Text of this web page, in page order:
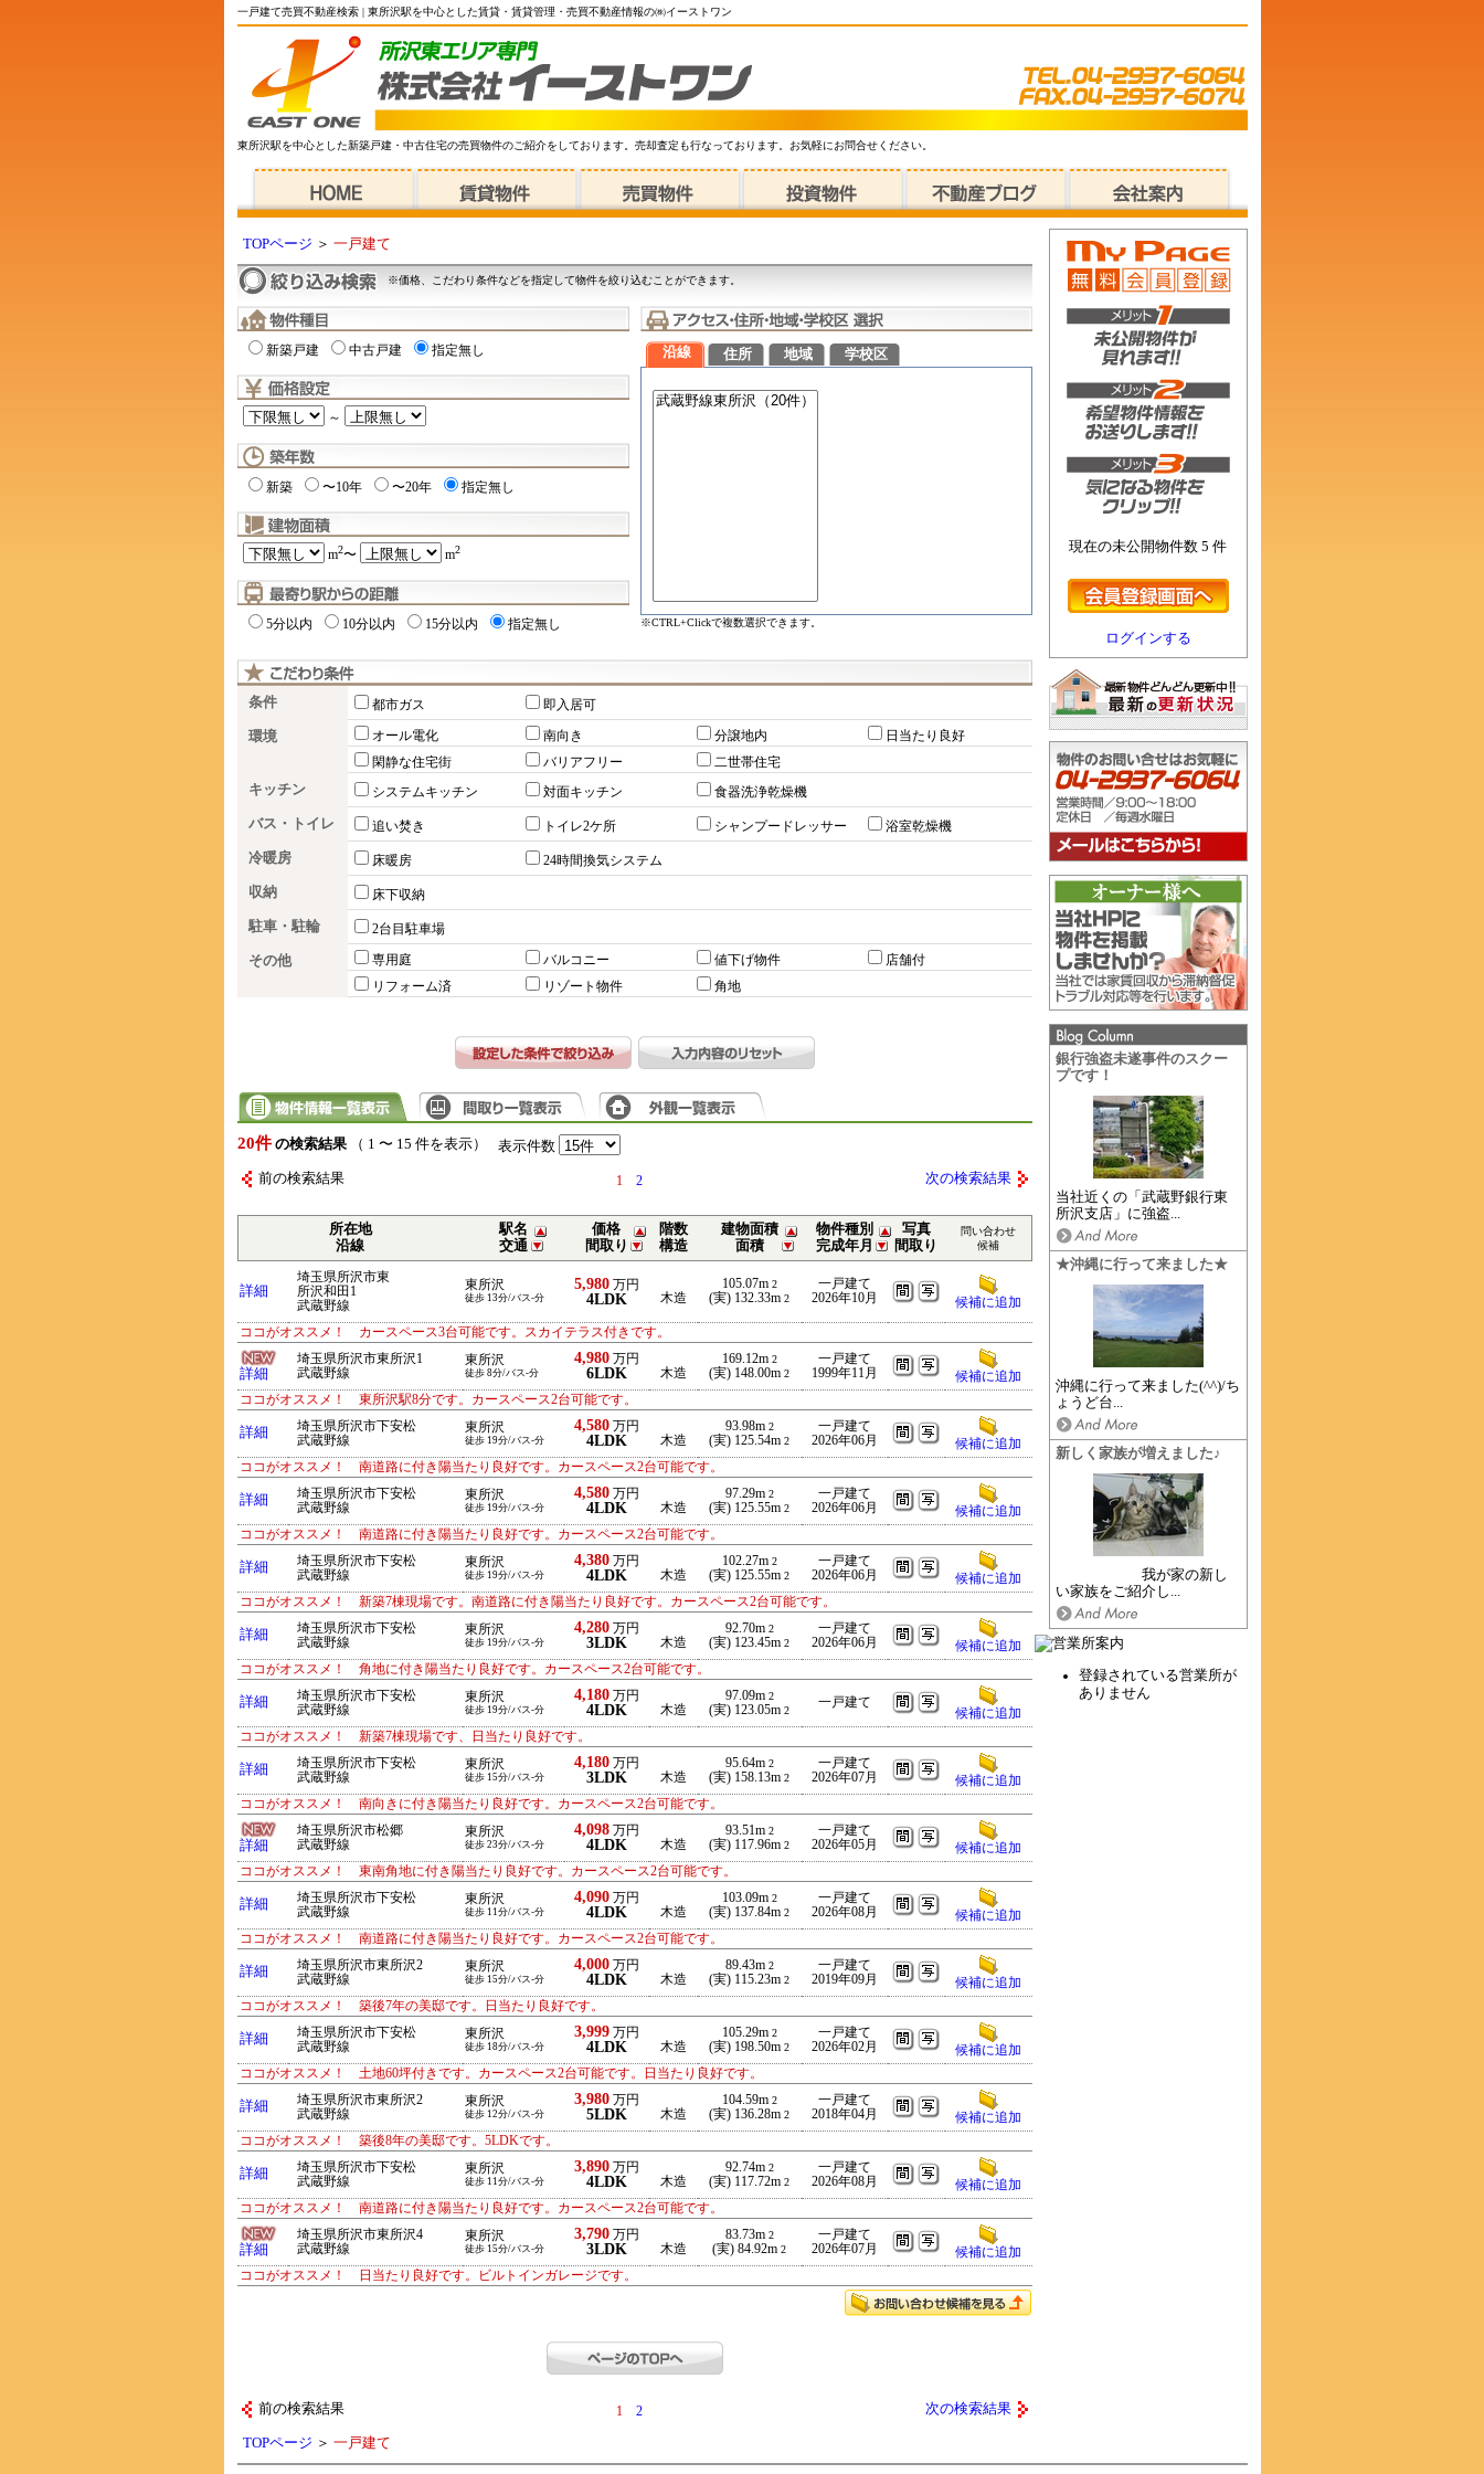
一戸建て売買不動産検索 | 東所沢駅を中心とした賃貸・賃貸管理・売買不動産情報の㈱イーストワン
東所沢駅を中心とした新築戸建・中古住宅の売買物件のご紹介をしております。売却査定も行なっております。お気軽にお問合せください。
現在の未公開物件数 5 件
ログインする
銀行強盗未遂事件のスクー
プです！
当社近くの「武蔵野銀行東
所沢支店」に強盗...
★沖縄に行って来ました★
沖縄に行って来ました(^^)/ち
ょうど台...
新しく家族が増えました♪
我が家の新し
い家族をご紹介し...
登録されている営業所が
ありません
TOPページ ＞ 一戸建て
※価格、こだわり条件などを指定して物件を絞り込むことができます。
新築戸建 中古戸建 指定無し
～
新築 〜10年 〜20年 指定無し
m2〜 m2
5分以内 10分以内 15分以内 指定無し
沿線 住所 地域 学校区
※CTRL+Clickで複数選択できます。
条件 都市ガス 即入居可
環境 オール電化 南向き 分譲地内
日当たり良好
閑静な住宅街
バリアフリー 二世帯住宅
キッチン システムキッチン 対面キッチン 食器洗浄乾燥機
バス・トイレ 追い焚き トイレ2ケ所 シャンプードレッサー 浴室乾燥機
冷暖房 床暖房 24時間換気システム
収納 床下収納
駐車・駐輪 2台目駐車場
その他 専用庭 バルコニー 値下げ物件
店舗付
リフォーム済
リゾート物件 角地
20件 の検索結果（ 1 〜 15 件を表示） 表示件数
前の検索結果 1 2 次の検索結果
所在地
沿線
駅名
交通
価格
間取り
階数
構造
建物面積
面積
物件種別
完成年月
写真
間取り
問い合わせ
候補
詳細
埼玉県所沢市東
所沢和田1
武蔵野線
東所沢
徒歩 13分/バス-分
5,980万円
4LDK 木造
105.07m 2
(実) 132.33m 2
一戸建て
2026年10月
候補に追加
ココがオススメ！ カースペース3台可能です。スカイテラス付きです。
詳細
埼玉県所沢市東所沢1
武蔵野線
東所沢
徒歩 8分/バス-分
4,980万円
6LDK 木造
169.12m 2
(実) 148.00m 2
一戸建て
1999年11月
候補に追加
ココがオススメ！ 東所沢駅8分です。カースペース2台可能です。
詳細
埼玉県所沢市下安松
武蔵野線
東所沢
徒歩 19分/バス-分
4,580万円
4LDK 木造
93.98m 2
(実) 125.54m 2
一戸建て
2026年06月
候補に追加
ココがオススメ！ 南道路に付き陽当たり良好です。カースペース2台可能です。
詳細
埼玉県所沢市下安松
武蔵野線
東所沢
徒歩 19分/バス-分
4,580万円
4LDK 木造
97.29m 2
(実) 125.55m 2
一戸建て
2026年06月
候補に追加
ココがオススメ！ 南道路に付き陽当たり良好です。カースペース2台可能です。
詳細
埼玉県所沢市下安松
武蔵野線
東所沢
徒歩 19分/バス-分
4,380万円
4LDK 木造
102.27m 2
(実) 125.55m 2
一戸建て
2026年06月
候補に追加
ココがオススメ！ 新築7棟現場です。南道路に付き陽当たり良好です。カースペース2台可能です。
詳細
埼玉県所沢市下安松
武蔵野線
東所沢
徒歩 19分/バス-分
4,280万円
3LDK 木造
92.70m 2
(実) 123.45m 2
一戸建て
2026年06月
候補に追加
ココがオススメ！ 角地に付き陽当たり良好です。カースペース2台可能です。
詳細
埼玉県所沢市下安松
武蔵野線
東所沢
徒歩 19分/バス-分
4,180万円
4LDK 木造
97.09m 2
(実) 123.05m 2
一戸建て
候補に追加
ココがオススメ！ 新築7棟現場です、日当たり良好です。
詳細
埼玉県所沢市下安松
武蔵野線
東所沢
徒歩 15分/バス-分
4,180万円
3LDK 木造
95.64m 2
(実) 158.13m 2
一戸建て
2026年07月
候補に追加
ココがオススメ！ 南向きに付き陽当たり良好です。カースペース2台可能です。
詳細
埼玉県所沢市松郷
武蔵野線
東所沢
徒歩 23分/バス-分
4,098万円
4LDK 木造
93.51m 2
(実) 117.96m 2
一戸建て
2026年05月
候補に追加
ココがオススメ！ 東南角地に付き陽当たり良好です。カースペース2台可能です。
詳細
埼玉県所沢市下安松
武蔵野線
東所沢
徒歩 11分/バス-分
4,090万円
4LDK 木造
103.09m 2
(実) 137.84m 2
一戸建て
2026年08月
候補に追加
ココがオススメ！ 南道路に付き陽当たり良好です。カースペース2台可能です。
詳細
埼玉県所沢市東所沢2
武蔵野線
東所沢
徒歩 15分/バス-分
4,000万円
4LDK 木造
89.43m 2
(実) 115.23m 2
一戸建て
2019年09月
候補に追加
ココがオススメ！ 築後7年の美邸です。日当たり良好です。
詳細
埼玉県所沢市下安松
武蔵野線
東所沢
徒歩 18分/バス-分
3,999万円
4LDK 木造
105.29m 2
(実) 198.50m 2
一戸建て
2026年02月
候補に追加
ココがオススメ！ 土地60坪付きです。カースペース2台可能です。日当たり良好です。
詳細
埼玉県所沢市東所沢2
武蔵野線
東所沢
徒歩 12分/バス-分
3,980万円
5LDK 木造
104.59m 2
(実) 136.28m 2
一戸建て
2018年04月
候補に追加
ココがオススメ！ 築後8年の美邸です。5LDKです。
詳細
埼玉県所沢市下安松
武蔵野線
東所沢
徒歩 11分/バス-分
3,890万円
4LDK 木造
92.74m 2
(実) 117.72m 2
一戸建て
2026年08月
候補に追加
ココがオススメ！ 南道路に付き陽当たり良好です。カースペース2台可能です。
詳細
埼玉県所沢市東所沢4
武蔵野線
東所沢
徒歩 15分/バス-分
3,790万円
3LDK 木造
83.73m 2
(実) 84.92m 2
一戸建て
2026年07月
候補に追加
ココがオススメ！ 日当たり良好です。ビルトインガレージです。
前の検索結果 1 2 次の検索結果
TOPページ ＞ 一戸建て